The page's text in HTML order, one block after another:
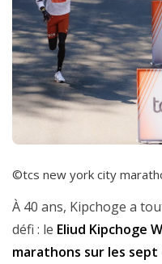
©tcs new york city
À 40 ans, Kipchoge a
défi : le Eliud Kipchoge
marathons sur les